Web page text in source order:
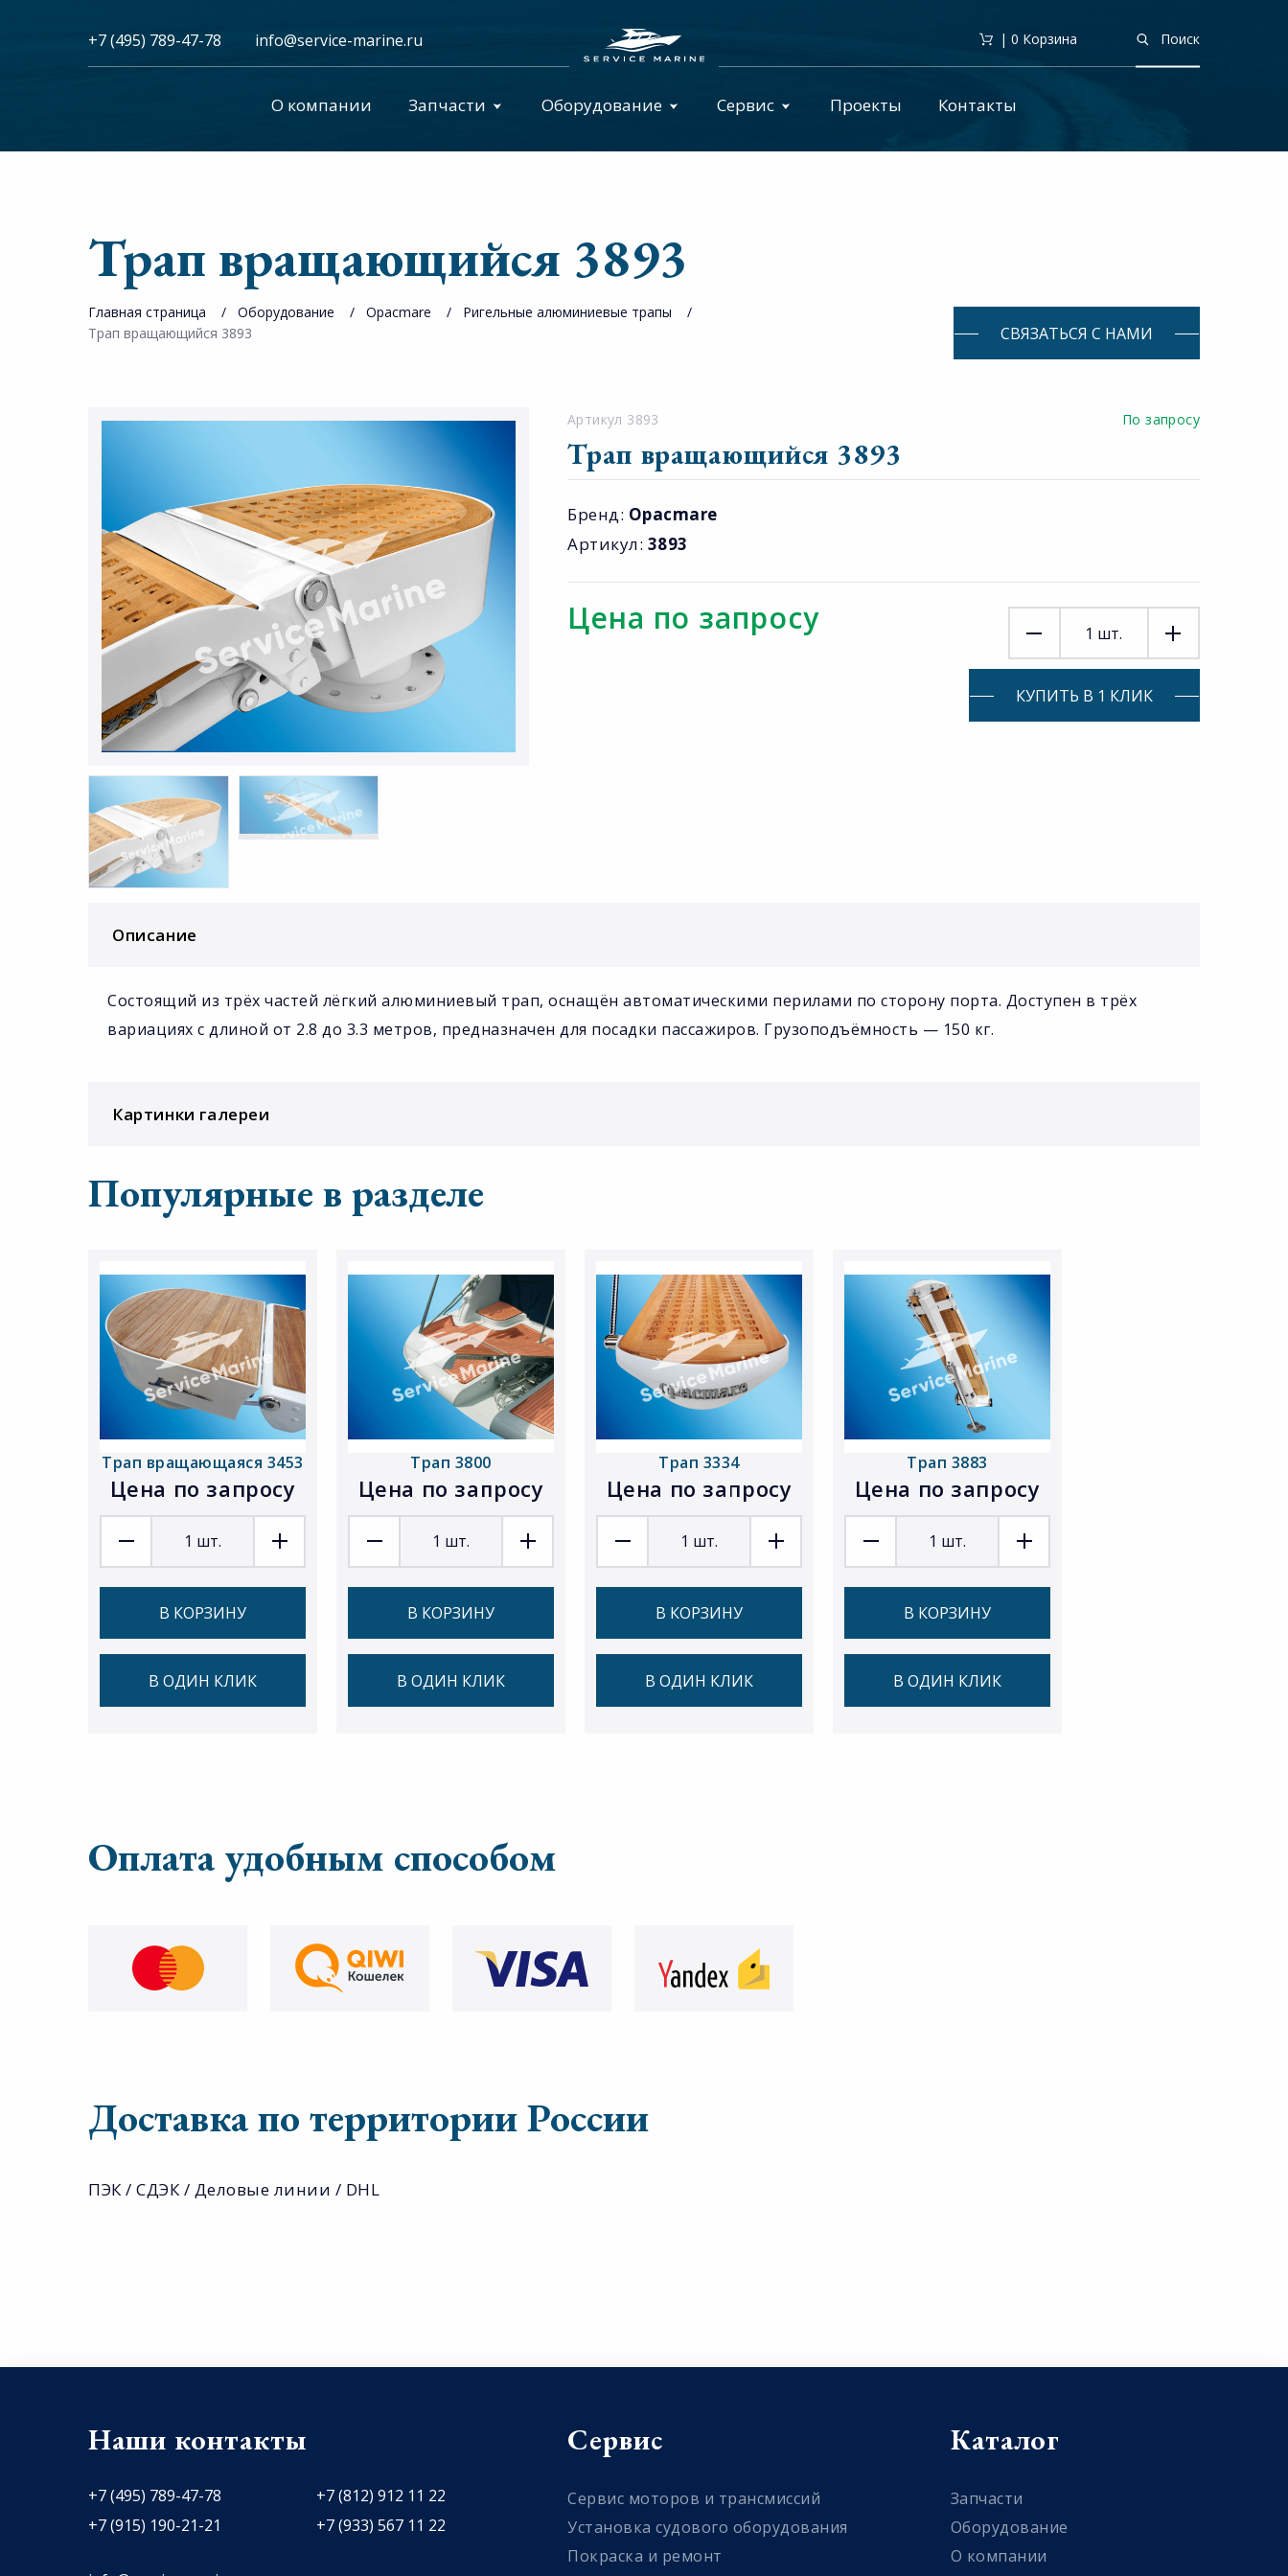
+7 (495) 789-47-78 info@service-marine.ru​​ Поиск
| 0 Корзина
О компании Запчасти Оборудование Сервис Проекты Контакты
Трап вращающийся 3893
Главная страница Оборудование Opacmare
Ригельные алюминиевые трапы
Трап вращающийся 3893
СВЯЗАТЬСЯ С НАМИ
Артикул 3893 По запросу
Трап вращающийся 3893
Бренд: Opacmare
Артикул: 3893
Цена по запросу 1 шт.
КУПИТЬ В 1 КЛИК
Описание
Состоящий из трёх частей лёгкий алюминиевый трап, оснащён автоматическими перилами по сторону порта. Доступен в трёх
вариациях с длиной от 2.8 до 3.3 метров, предназначен для посадки пассажиров. Грузоподъёмность — 150 кг.
Картинки галереи
Популярные в разделе
Трап вращающаяся 3453
Цена по запросу
1 шт.
В КОРЗИНУ
В ОДИН КЛИК
Трап 3800
Цена по запросу
1 шт.
В КОРЗИНУ
В ОДИН КЛИК
Трап 3334
Цена по запросу
1 шт.
В КОРЗИНУ
В ОДИН КЛИК
Трап 3883
Цена по запросу
1 шт.
В КОРЗИНУ
В ОДИН КЛИК
Оплата удобным способом
Доставка по территории России
ПЭК / СДЭК / Деловые линии / DHL
Наши контакты
+7 (495) 789-47-78
+7 (812) 912 11 22
+7 (915) 190-21-21
+7 (933) 567 11 22
Сервис
Сервис моторов и трансмиссий
Установка судового оборудования
Покраска и ремонт
Каталог
Запчасти
Оборудование
О компании